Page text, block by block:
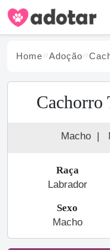
Home Adoção
Cachorro
Macho |
Raça
Labrador
Sexo
Macho